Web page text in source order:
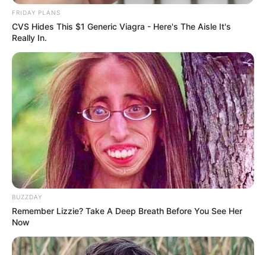
Ναπολέοντα Κολοβού. Σύμφωνα με την παρουσίαση οι
FSRU προσφέρουν ταχύτητα και ευελιξία αλλά
εμφανίζουν λειτουργικούς και ρυθμιστικούς
περιορισμούς που πρέπει να λαμβάνονται υπόψη στην
επιλογή τοποθεσίας και σχεδιασμού.
FRIDAY PLANS
CVS Hides This $1 Generic Viagra - Here's The Aisle It's
Really In.
BUZZDAY
Remember Lizzie? Take A Deep Breath Before You See Her
Now